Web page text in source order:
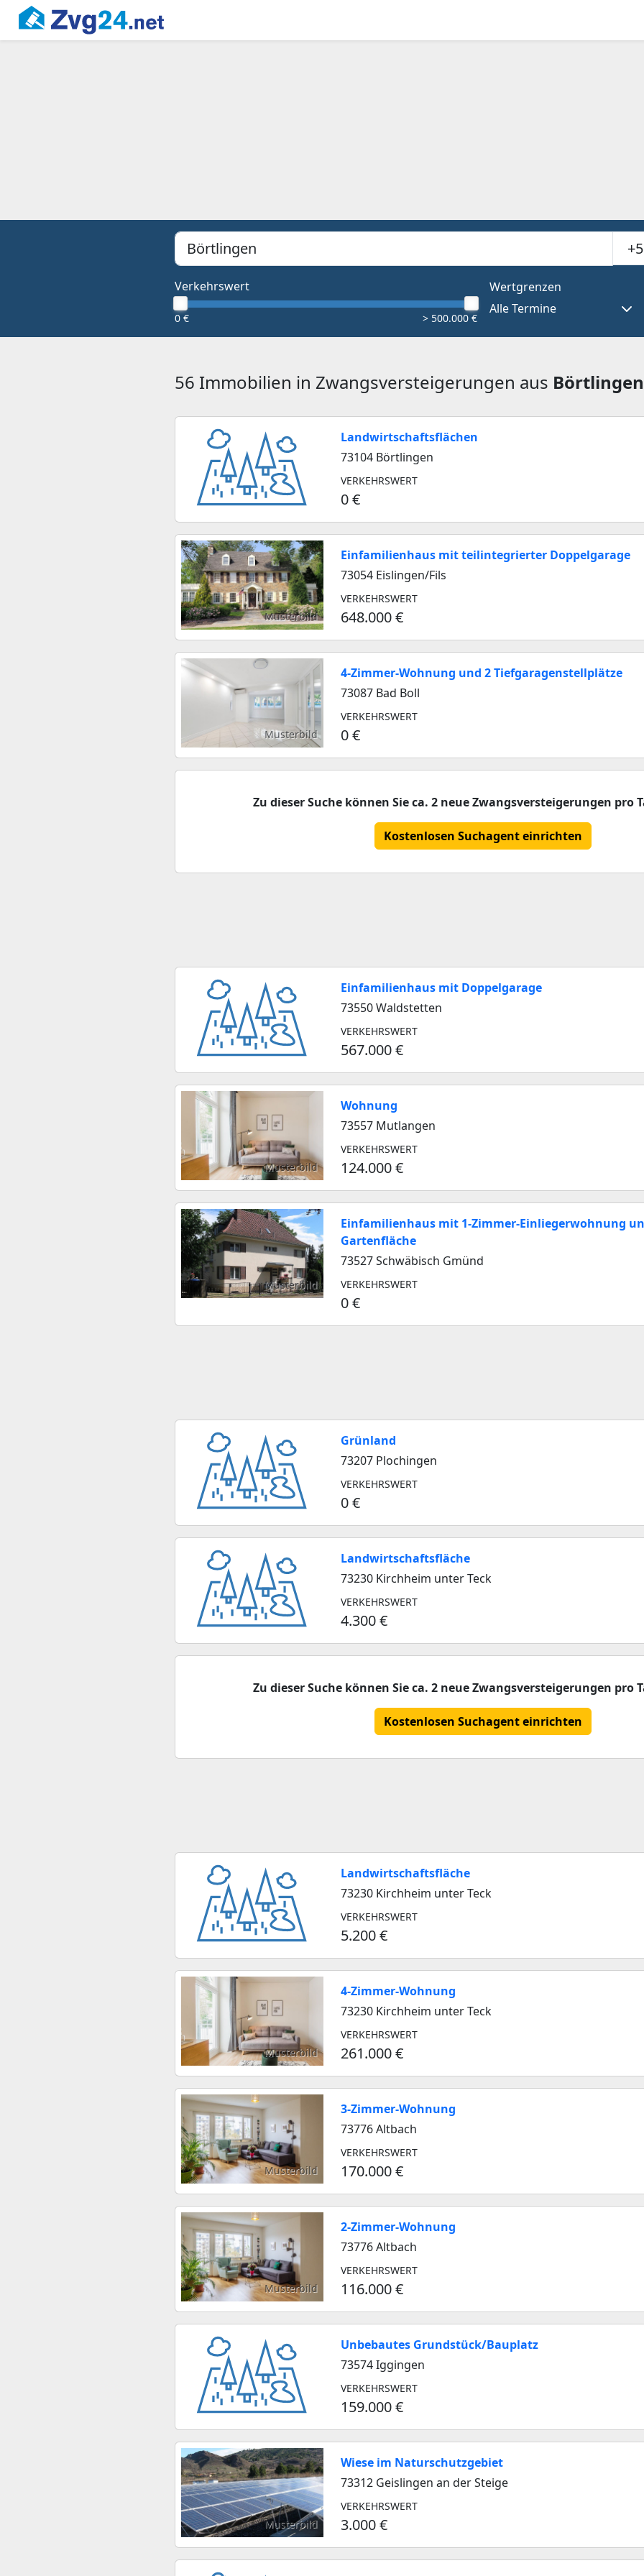
PLZ, Ort oder Bundesland
Verkehrswert
0 € > 500.000 €
Wertgrenzen
Alle Termine
56 Immobilien in Zwangsversteigerungen aus Börtlingen
Landwirtschaftsflächen
73104 Börtlingen
VERKEHRSWERT
0 €
Musterbild
Einfamilienhaus mit teilintegrierter Doppelgarage
73054 Eislingen/Fils
VERKEHRSWERT
648.000 €
Musterbild
4-Zimmer-Wohnung und 2 Tiefgaragenstellplätze
73087 Bad Boll
VERKEHRSWERT
0 €
Zu dieser Suche können Sie ca. 2 neue Zwangsversteigerungen pro
Kostenlosen Suchagent einrichten
Einfamilienhaus mit Doppelgarage
73550 Waldstetten
VERKEHRSWERT
567.000 €
Musterbild
Wohnung
73557 Mutlangen
VERKEHRSWERT
124.000 €
Musterbild
Einfamilienhaus mit 1-Zimmer-Einliegerwohnung
Gartenfläche
73527 Schwäbisch Gmünd
VERKEHRSWERT
0 €
Grünland
73207 Plochingen
VERKEHRSWERT
0 €
Landwirtschaftsfläche
73230 Kirchheim unter Teck
VERKEHRSWERT
4.300 €
Zu dieser Suche können Sie ca. 2 neue Zwangsversteigerungen pro
Kostenlosen Suchagent einrichten
Landwirtschaftsfläche
73230 Kirchheim unter Teck
VERKEHRSWERT
5.200 €
Musterbild
4-Zimmer-Wohnung
73230 Kirchheim unter Teck
VERKEHRSWERT
261.000 €
Musterbild
3-Zimmer-Wohnung
73776 Altbach
VERKEHRSWERT
170.000 €
Musterbild
2-Zimmer-Wohnung
73776 Altbach
VERKEHRSWERT
116.000 €
Unbebautes Grundstück/Bauplatz
73574 Iggingen
VERKEHRSWERT
159.000 €
Musterbild
Wiese im Naturschutzgebiet
73312 Geislingen an der Steige
VERKEHRSWERT
3.000 €